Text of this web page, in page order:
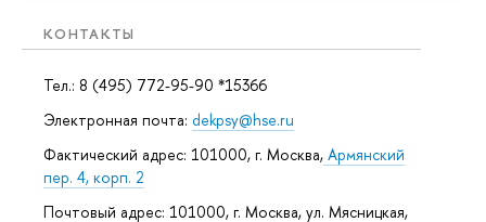
КОНТАКТЫ
Тел.: 8 (495) 772-95-90 *15366
Электронная почта: dekpsy@hse.ru
Фактический адрес: 101000, г. Москва, Армянский
пер. 4, корп. 2
Почтовый адрес: 101000, г. Москва, ул. Мясницкая,